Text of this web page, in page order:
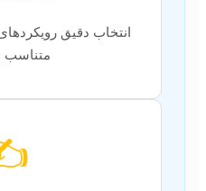
انتخاب دقیق
متناسب